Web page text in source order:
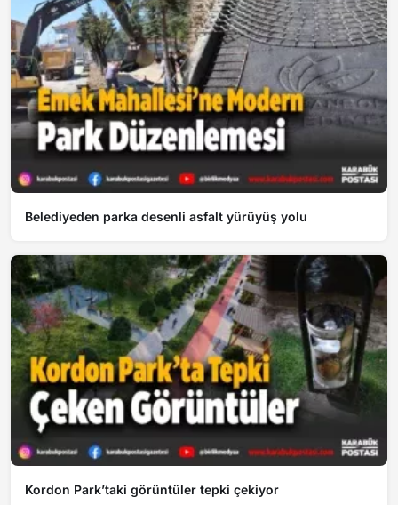
Belediyeden parka desenli asfalt yürüyüş yolu
Kordon Park’taki görüntüler tepki çekiyor